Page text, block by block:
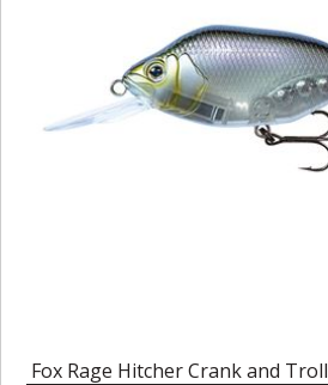
Fox Rage Hitcher Crank and Troll